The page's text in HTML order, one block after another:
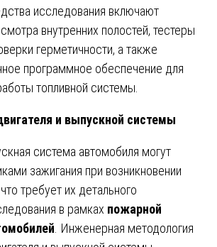
исследования включают
внутренних полостей, тестеры
герметичности, а также
программное обеспечение для
топливной системы.
и выпускной системы
система автомобиля могут
зажигания при возникновении
требует их детального
в рамках пожарной
. Инженерная методология